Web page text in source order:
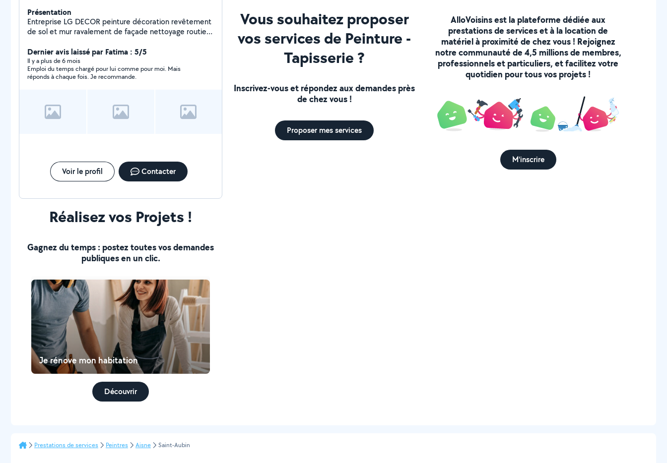
Présentation
Entreprise LG DECOR peinture décoration revêtement
de sol et mur ravalement de façade nettoyage routier
Dernier avis laissé par Fatima : 5/5
Il y a plus de 6 mois
Emploi du temps chargé pour lui comme pour moi. Mais
réponds à chaque fois. Je recommande.
Voir le profil Contacter
Vous souhaitez proposer
vos services de Peinture -
Tapisserie ?
Inscrivez-vous et répondez aux demandes près
de chez vous !
Proposer mes services
AlloVoisins est la plateforme dédiée aux
prestations de services et à la location de
matériel à proximité de chez vous ! Rejoignez
notre communauté de 4,5 millions de membres,
professionnels et particuliers, et facilitez votre
quotidien pour tous vos projets !
M'inscrire
Réalisez vos Projets !
Gagnez du temps : postez toutes vos demandes
publiques en un clic.
Je rénove mon habitation
Découvrir
Prestations de services Peintres Aisne Saint-Aubin